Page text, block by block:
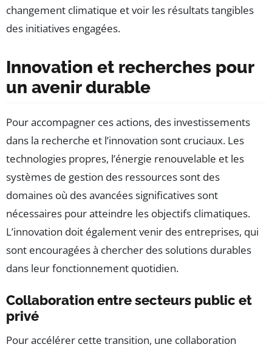
changement climatique et voir les résultats tangibles
des initiatives engagées.
Innovation et recherches pour
un avenir durable
Pour accompagner ces actions, des investissements
dans la recherche et l’innovation sont cruciaux. Les
technologies propres, l’énergie renouvelable et les
systèmes de gestion des ressources sont des
domaines où des avancées significatives sont
nécessaires pour atteindre les objectifs climatiques.
L’innovation doit également venir des entreprises, qui
sont encouragées à chercher des solutions durables
dans leur fonctionnement quotidien.
Collaboration entre secteurs public et
privé
Pour accélérer cette transition, une collaboration